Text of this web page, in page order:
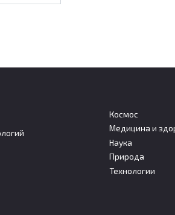
сколько
Тайские власти
зачем сократили
безвизового
Космос
Медицина и
Наука
Природа
Технологии